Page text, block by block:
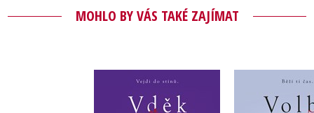
MOHLO BY VÁS TAKÉ ZAJÍMAT
Vděk